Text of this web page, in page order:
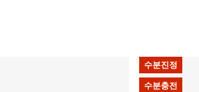
수분진정
수분충전